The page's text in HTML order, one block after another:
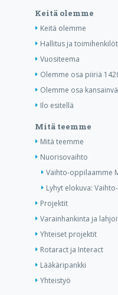
Keitä olemme
Keitä olemme
Hallitus ja toimihenkilöt
Vuositeema
Olemme osa piiriä
Olemme osa
Ilo esitellä
Mitä teemme
Mitä teemme
Nuorisovaihto
Vaihto-oppilaamme
Lyhyt elokuva:
Projektit
Varainhankinta ja
Yhteiset projektit
Rotaract ja Interact
Lääkäripankki
Yhteistyö